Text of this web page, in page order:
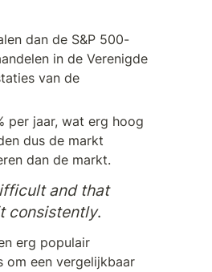
dan de S&P 500-
in de Verenigde
van de
per jaar, wat erg hoog
dus de markt
dan de markt.
and that
consistently.
erg populair
om een vergelijkbaar